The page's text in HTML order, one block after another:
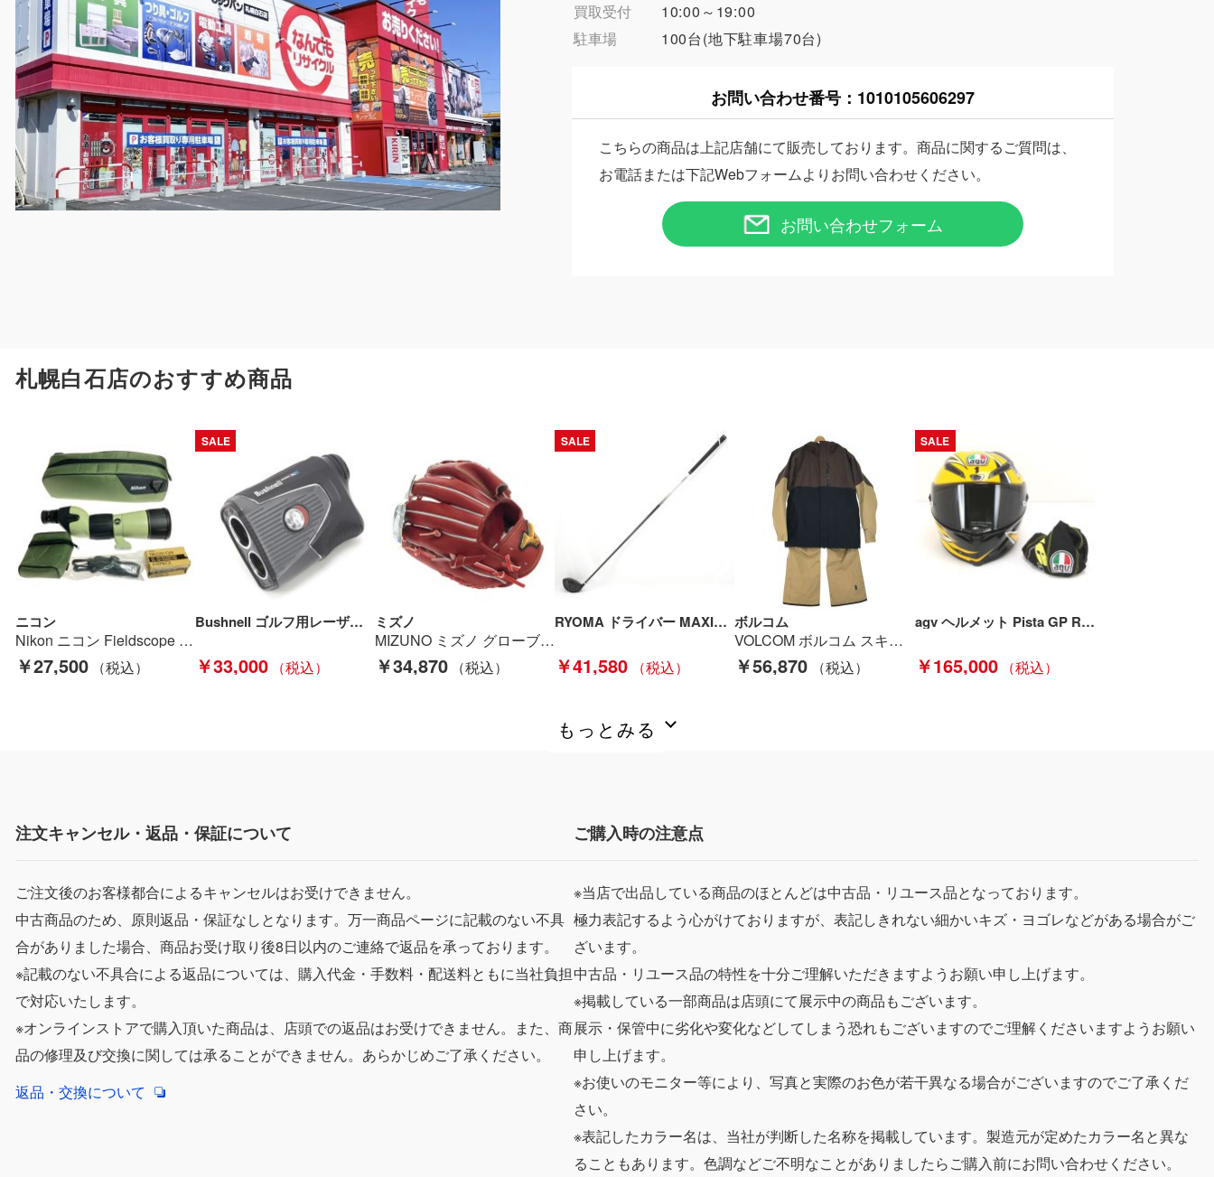
買取受付
10:00～19:00
駐車場
100台(地下駐車場70台)
お問い合わせ番号： 1010105606297
こちらの商品は上記店舗にて販売しております。商品に関するご質問は、
お電話または下記Webフォームよりお問い合わせください。
お問い合わせフォーム
札幌白石店のおすすめ商品
ニコン
Nikon ニコン Fieldscope フィールドスコープ オリーブグリーン Bランク
￥27,500
SALE
Bushnell ゴルフ用レーザー距離器 ピンシーカーツアーPRO XE Cランク
￥33,000
ミズノ
MIZUNO ミズノ グローブ 軟式用 投手用 サイズ12 1AJGR30011 46 Sランク
￥34,870
SALE
RYOMA ドライバー MAXIMA TOBU WATSON -BEYOND- R2 11.5° 45.25インチ ブラック Bランク
￥41,580
ボルコム
VOLCOM ボルコム スキーウェア (セット) Lサイズ GORE-TEX ブラウン Bランク
￥56,870
SALE
agv ヘルメット Pista GP RR LIMITED EDITION AG400-A サイズXL 61cm Bランク
￥165,000
もっとみる
注文キャンセル・返品・保証について
ご注文後のお客様都合によるキャンセルはお受けできません。
中古商品のため、原則返品・保証なしとなります。万一商品ページに記載のない不具
合がありました場合、商品お受け取り後8日以内のご連絡で返品を承っております。
※記載のない不具合による返品については、購入代金・手数料・配送料ともに当社負担
で対応いたします。
※オンラインストアで購入頂いた商品は、店頭での返品はお受けできません。また、商
品の修理及び交換に関しては承ることができません。あらかじめご了承ください。
返品・交換について
ご購入時の注意点
※当店で出品している商品のほとんどは中古品・リユース品となっております。
極力表記するよう心がけておりますが、表記しきれない細かいキズ・ヨゴレなどがある場合がご
ざいます。
中古品・リユース品の特性を十分ご理解いただきますようお願い申し上げます。
※掲載している一部商品は店頭にて展示中の商品もございます。
展示・保管中に劣化や変化などしてしまう恐れもございますのでご理解くださいますようお願い
申し上げます。
※お使いのモニター等により、写真と実際のお色が若干異なる場合がございますのでご了承くだ
さい。
※表記したカラー名は、当社が判断した名称を掲載しています。製造元が定めたカラー名と異な
ることもあります。色調などご不明なことがありましたらご購入前にお問い合わせください。